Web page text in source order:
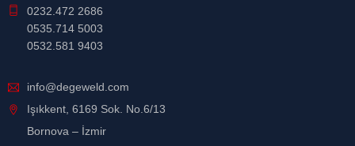
0232.472 2686
0535.714 5003
0532.581 9403
info@degeweld.com
Işıkkent, 6169 Sok. No.6/13
Bornova – İzmir